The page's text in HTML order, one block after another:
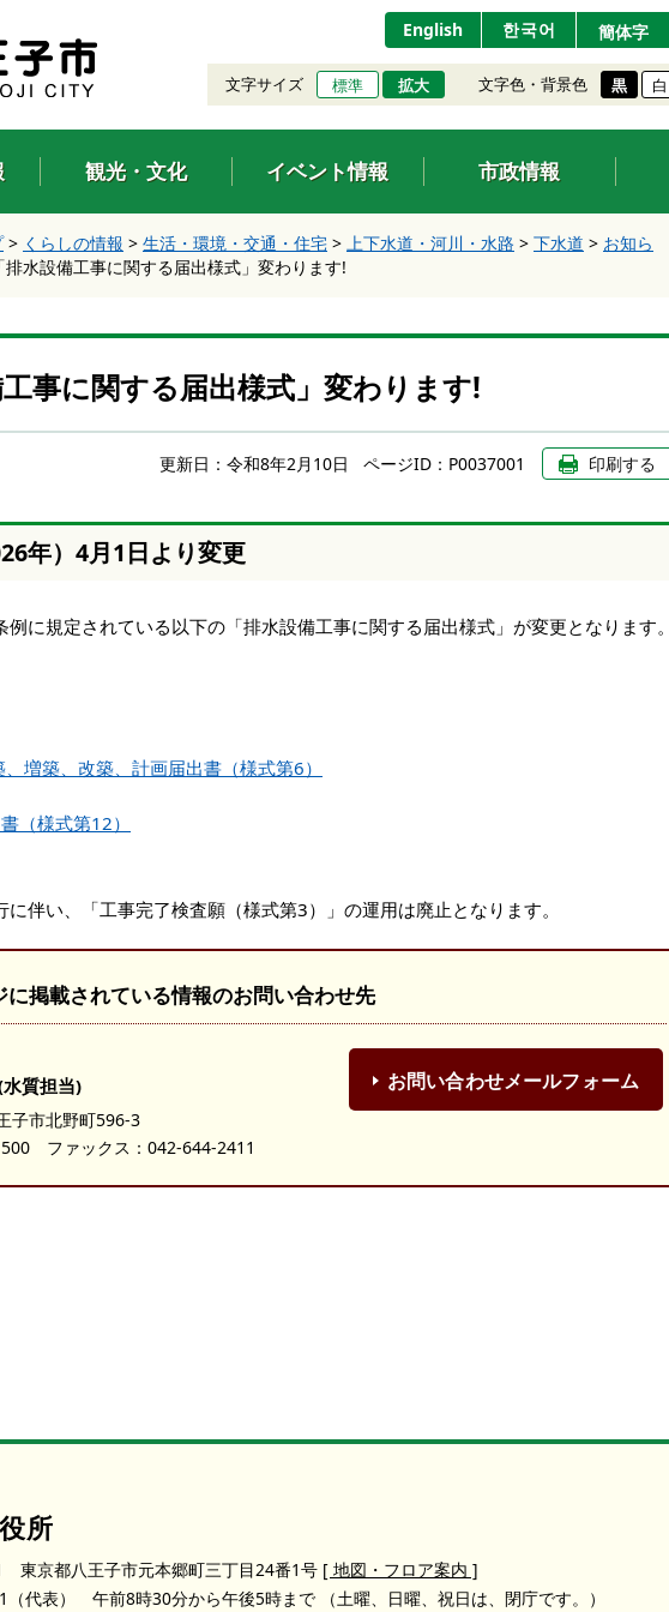
English 한국어 簡体字
文字サイズ 標準 拡大 文字色・背景色 黒 白
観光・文化 イベント情報 市政情報
> くらしの情報 > 生活・環境・交通・住宅 > 上下水道・河川・水路 > 下水道 > お知ら
「排水設備工事に関する届出様式」変わります!
工事に関する届出様式」変わります!
更新日： 令和8年2月10日 ページID：P0037001 印刷する
年）4月1日より変更
に規定されている以下の「排水設備工事に関する届出様式」が変更となります。
増築、改築、計画届出書（様式第6）
（様式第12）
伴い、「工事完了検査願（様式第3）」の運用は廃止となります。
に掲載されている情報のお問い合わせ先
質担当)
市北野町596-3
ファックス：042-644-2411
お問い合わせメールフォーム
所
東京都八王子市元本郷町三丁目24番1号 [ 地図・フロア案内 ]
（代表） 午前8時30分から午後5時まで （土曜、日曜、祝日は、閉庁です。）